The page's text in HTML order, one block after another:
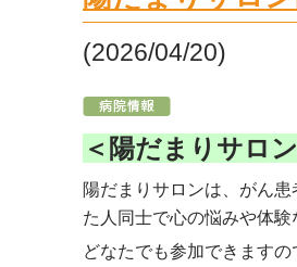
(2026/04/20)
＜陽だまりサロ
陽だまりサロンは、がん
た人同士で心の悩みや体
どなたでも参加できます